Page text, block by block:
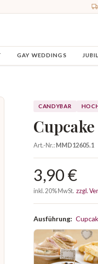
GAY WEDDINGS
CANDYBAR
Art.-Nr.:MMD12605.1
3,90 €
inkl. 20% MwSt. zzgl.
Ausführung: